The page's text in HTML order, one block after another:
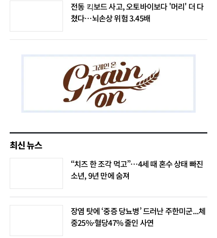
전동 킥보드 사고, 오토바이보다 '머리' 더 다
쳤다…뇌손상 위험 3.45배
최신 뉴스
“치즈 한 조각 먹고”…4세 때 혼수 상태 빠진
소년, 9년 만에 숨져
장염 탓에 ‘중증 당뇨병’ 드러난 주한미군...체
중25%·혈당47% 줄인 사연